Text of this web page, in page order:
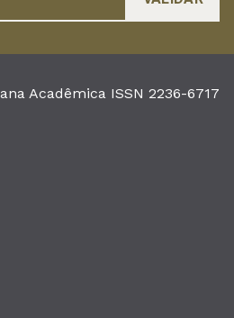
Acadêmica ISSN 2236-6717